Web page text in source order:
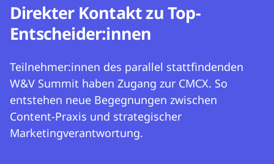
Direkter Kontakt zu Top-
Entscheider:innen
Teilnehmer:innen des parallel stattfindenden
W&V Summit haben Zugang zur CMCX. So
entstehen neue Begegnungen zwischen
Content-Praxis und strategischer
Marketingverantwortung.